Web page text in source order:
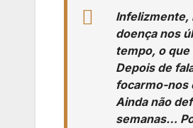
Infelizmente,
doença nos
tempo, o
Depois de
focarmo-nos
Ainda não
semanas…